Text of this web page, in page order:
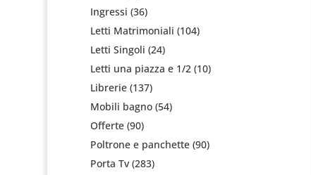
Ingressi (36)
Letti Matrimoniali (104)
Letti Singoli (24)
Letti una piazza e 1/2 (10)
Librerie (137)
Mobili bagno (54)
Offerte (90)
Poltrone e panchette (90)
Porta Tv (283)